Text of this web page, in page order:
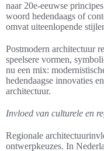
naar 20e-eeuwse
woord hedendaags of
omvat uiteenlopende
Postmodern architectuur
speelsere vormen,
nu een mix:
hedendaagse innovaties
architectuur.
Invloed van culturele en
Regionale
ontwerpkeuzes. In